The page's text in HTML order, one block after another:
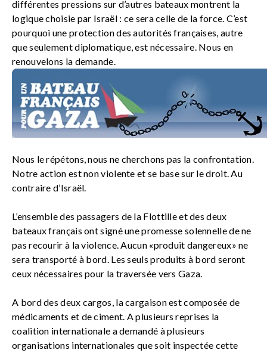
différentes pressions sur d’autres bateaux montrent la
logique choisie par Israël : ce sera celle de la force. C’est
pourquoi une protection des autorités françaises, autre
que seulement diplomatique, est nécessaire. Nous en
renouvelons la demande.
Nous le répétons, nous ne cherchons pas la confrontation.
Notre action est non violente et se base sur le droit. Au
contraire d’Israël.
L’ensemble des passagers de la Flottille et des deux
bateaux français ont signé une promesse solennelle de ne
pas recourir à la violence. Aucun «produit dangereux» ne
sera transporté à bord. Les seuls produits à bord seront
ceux nécessaires pour la traversée vers Gaza.
A bord des deux cargos, la cargaison est composée de
médicaments et de ciment. A plusieurs reprises la
coalition internationale a demandé à plusieurs
organisations internationales que soit inspectée cette